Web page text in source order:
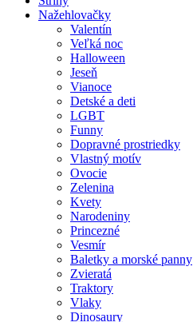
Nažehlovačky
Valentín
Veľká noc
Halloween
Jeseň
Vianoce
Detské a deti
LGBT
Funny
Dopravné prostriedky
Vlastný motív
Ovocie
Zelenina
Kvety
Narodeniny
Princezné
Vesmír
Baletky a morské panny
Zvieratá
Traktory
Vlaky
Dinosaury